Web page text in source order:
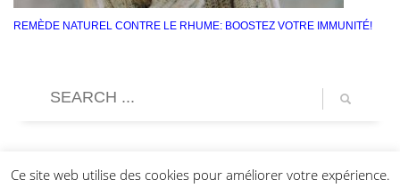
REMÈDE NATUREL CONTRE LE RHUME: BOOSTEZ VOTRE IMMUNITÉ!
Ce site web utilise des cookies pour améliorer votre expérience.